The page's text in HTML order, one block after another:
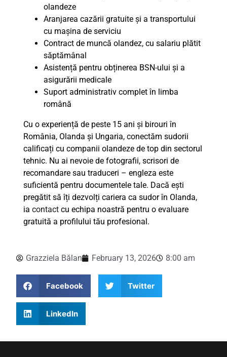
olandeze
Aranjarea cazării gratuite și a transportului
cu mașina de serviciu
Contract de muncă olandez, cu salariu plătit
săptămânal
Asistență pentru obținerea BSN-ului și a
asigurării medicale
Suport administrativ complet în limba
română
Cu o experiență de peste 15 ani și birouri în
România, Olanda și Ungaria, conectăm sudorii
calificați cu companii olandeze de top din sectorul
tehnic. Nu ai nevoie de fotografii, scrisori de
recomandare sau traduceri – engleza este
suficientă pentru documentele tale. Dacă ești
pregătit să îți dezvolți cariera ca sudor în Olanda,
ia contact cu echipa noastră pentru o evaluare
gratuită a profilului tău profesional.
Grazziela Bălan February 13, 2026 8:00 am
Facebook Twitter
LinkedIn